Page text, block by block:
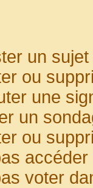
un
ou
une
un
ou
voter